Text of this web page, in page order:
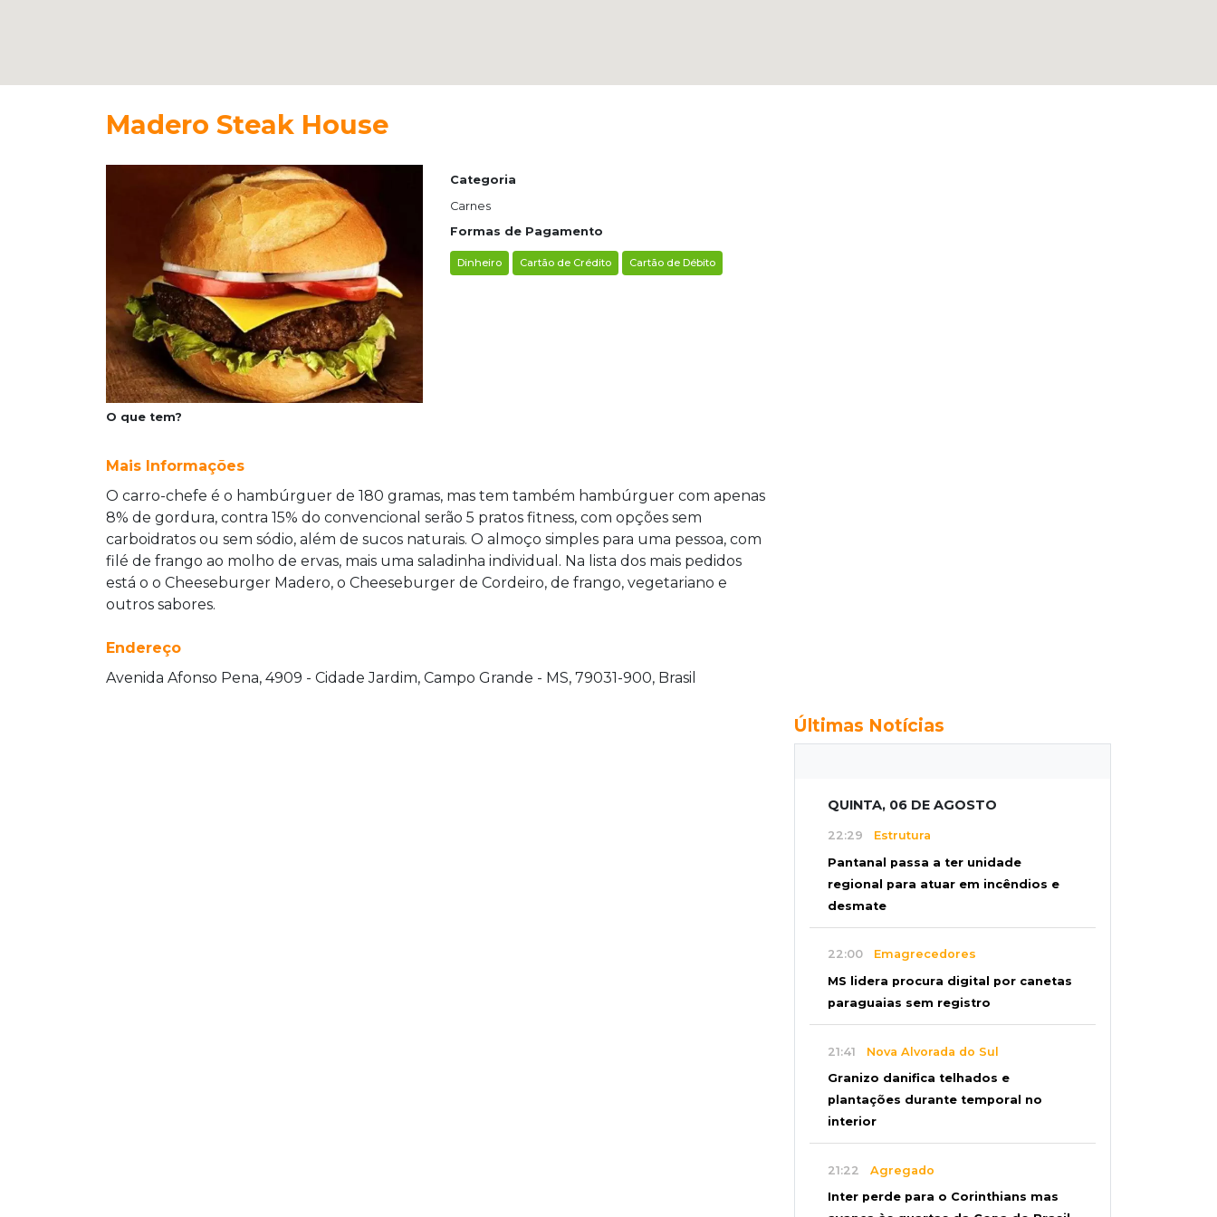
Madero Steak House
Categoria
Carnes
Formas de Pagamento
Dinheiro Cartão de Crédito Cartão de Débito
O que tem?
Mais Informações
O carro-chefe é o hambúrguer de 180 gramas, mas tem também hambúrguer com apenas
8% de gordura, contra 15% do convencional serão 5 pratos fitness, com opções sem
carboidratos ou sem sódio, além de sucos naturais. O almoço simples para uma pessoa, com
filé de frango ao molho de ervas, mais uma saladinha individual. Na lista dos mais pedidos
está o o Cheeseburger Madero, o Cheeseburger de Cordeiro, de frango, vegetariano e
outros sabores.
Endereço
Avenida Afonso Pena, 4909 - Cidade Jardim, Campo Grande - MS, 79031-900, Brasil
Últimas Notícias
QUINTA, 06 DE AGOSTO
22:29 Estrutura
Pantanal passa a ter unidade
regional para atuar em incêndios e
desmate
22:00 Emagrecedores
MS lidera procura digital por canetas
paraguaias sem registro
21:41 Nova Alvorada do Sul
Granizo danifica telhados e
plantações durante temporal no
interior
21:22 Agregado
Inter perde para o Corinthians mas